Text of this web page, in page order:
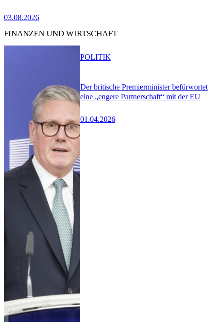
03.08.2026
FINANZEN UND WIRTSCHAFT
Der britische Premierminister befürwortet
eine „engere Partnerschaft“ mit der EU
01.04.2026
POLITIK